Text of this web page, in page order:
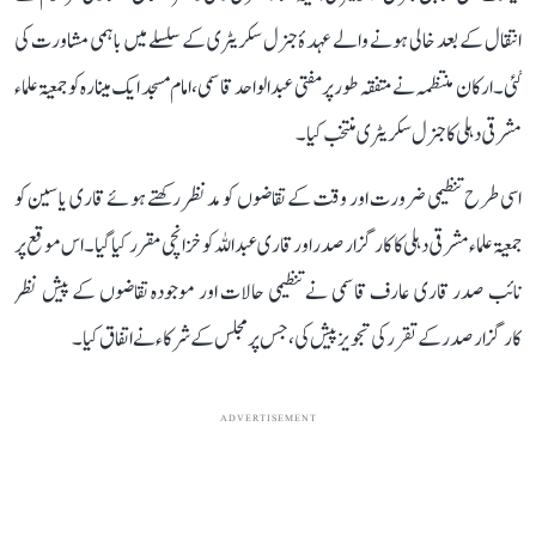
انتقال کے بعد خالی ہونے والے عہدۂ جنرل سکریٹری کے سلسلے میں باہمی مشاورت کی
گئی۔ ارکان منتظمہ نے متفقہ طور پر مفتی عبد الواحد قاسمی، امام مسجد ایک مینارہ کو جمعیۃ علماء
مشرقی دہلی کا جنرل سکریٹری منتخب کیا۔
اسی طرح تنظیمی ضرورت اور وقت کے تقاضوں کو مدنظر رکھتے ہوئے قاری یاسین کو
جمعیۃ علماء مشرقی دہلی کا کارگزار صدر اور قاری عبد اللہ کو خزانچی مقرر کیا گیا۔ اس موقع پر
نائب صدر قاری عارف قاسمی نے تنظیمی حالات اور موجودہ تقاضوں کے پیش نظر
کارگزار صدر کے تقرر کی تجویز پیش کی، جس پر مجلس کے شرکاء نے اتفاق کیا۔
ADVERTISEMENT